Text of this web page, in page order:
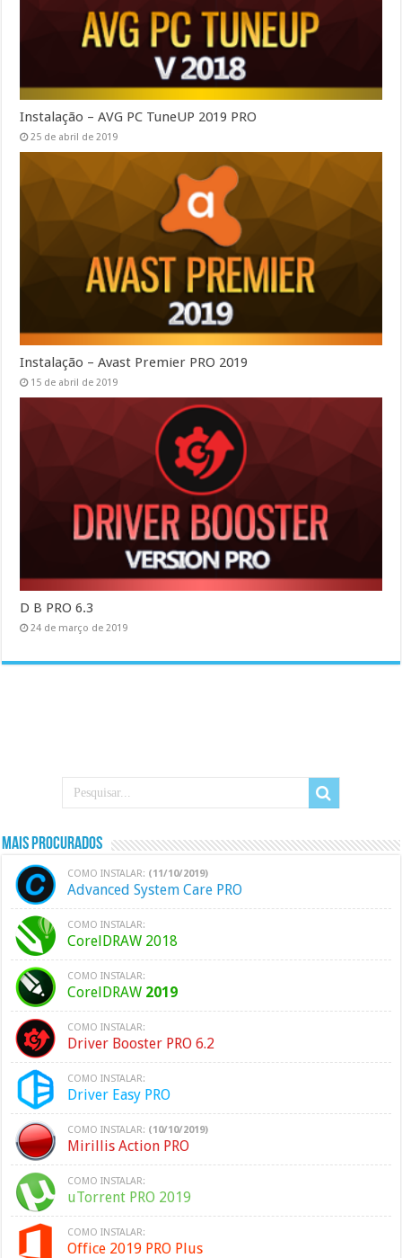
Instalação – AVG PC TuneUP 2019 PRO
25 de abril de 2019
Instalação – Avast Premier PRO 2019
15 de abril de 2019
D B PRO 6.3
24 de março de 2019
Mais Procurados
COMO INSTALAR: (11/10/2019)
Advanced System Care PRO
COMO INSTALAR:
CorelDRAW 2018
COMO INSTALAR:
CorelDRAW 2019
COMO INSTALAR:
Driver Booster PRO 6.2
COMO INSTALAR:
Driver Easy PRO
COMO INSTALAR: (10/10/2019)
Mirillis Action PRO
COMO INSTALAR:
uTorrent PRO 2019
COMO INSTALAR:
Office 2019 PRO Plus